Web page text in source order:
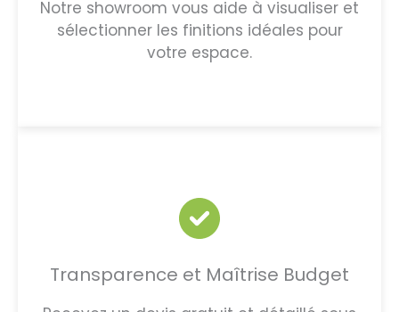
Notre showroom vous aide à visualiser et
sélectionner les finitions idéales pour
votre espace.
Transparence et Maîtrise Budget